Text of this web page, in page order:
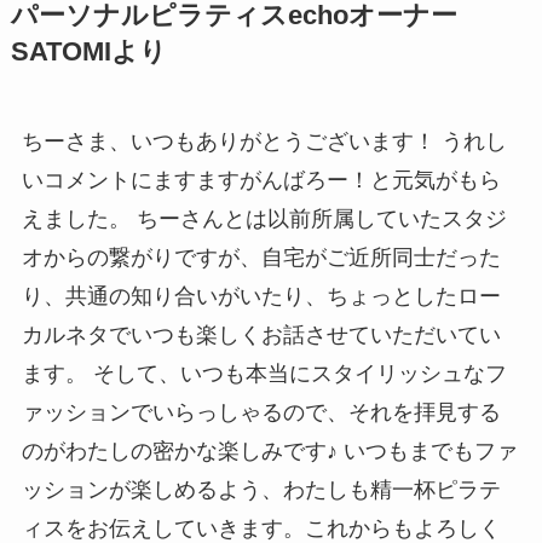
パーソナルピラティスechoオーナー
SATOMIより
ちーさま、いつもありがとうございます！ うれし
いコメントにますますがんばろー！と元気がもら
えました。 ちーさんとは以前所属していたスタジ
オからの繋がりですが、自宅がご近所同士だった
り、共通の知り合いがいたり、ちょっとしたロー
カルネタでいつも楽しくお話させていただいてい
ます。 そして、いつも本当にスタイリッシュなフ
ァッションでいらっしゃるので、それを拝見する
のがわたしの密かな楽しみです♪ いつもまでもファ
ッションが楽しめるよう、わたしも精一杯ピラテ
ィスをお伝えしていきます。これからもよろしく